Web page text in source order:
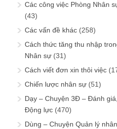
Các công việc Phòng Nhân
(43)
Các vấn đề khác (258)
Cách thức tăng thu nhập
Nhân sự (31)
Cách viết đơn xin thôi việc
Chiến lược nhân sự (51)
Dạy – Chuyện 3Đ – Đánh
Động lực (470)
Dùng – Chuyện Quản lý